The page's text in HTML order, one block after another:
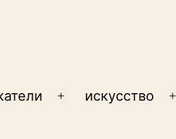
Открытьискусство